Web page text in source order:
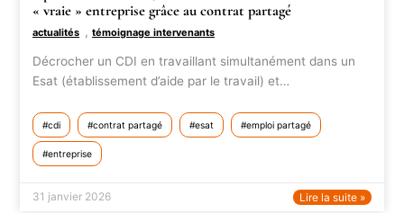
« vraie » entreprise grâce au contrat partagé
actualités ,témoignage intervenants
Décrocher un CDI en travaillant simultanément dans un
Esat (établissement d’aide par le travail) et…
cdi contrat partagé esat emploi partagé
entreprise
31 janvier 2026 Lire la suite »